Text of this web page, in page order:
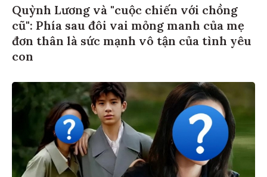
Quỳnh Lương và "cuộc chiến với chồng
cũ": Phía sau đôi vai mỏng manh của mẹ
đơn thân là sức mạnh vô tận của tình yêu
con